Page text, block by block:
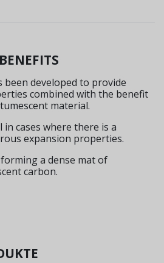
been developed to provide
combined with the benefit
material.
cases where there is a
expansion properties.
a dense mat of
carbon.